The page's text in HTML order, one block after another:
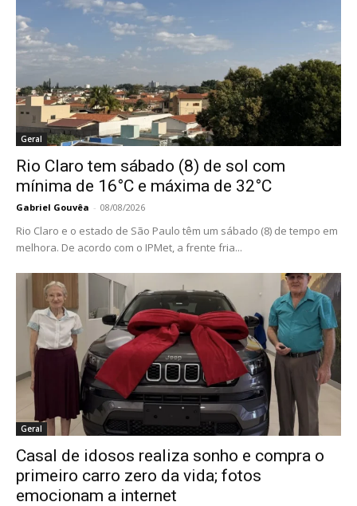
Geral
Rio Claro tem sábado (8) de sol com
mínima de 16°C e máxima de 32°C
Gabriel Gouvêa - 08/08/2026
Rio Claro e o estado de São Paulo têm um sábado (8) de tempo em
melhora. De acordo com o IPMet, a frente fria...
Geral
Casal de idosos realiza sonho e compra o
primeiro carro zero da vida; fotos
emocionam a internet